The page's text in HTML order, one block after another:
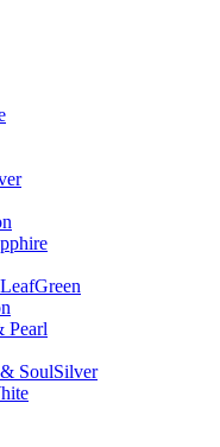
Pearl
SoulSilver